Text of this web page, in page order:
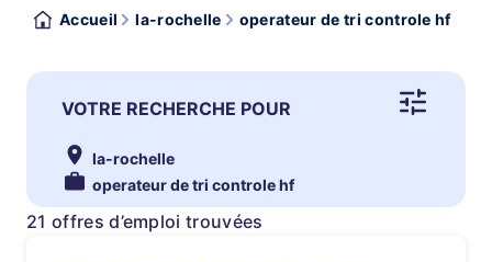
Accueil la-rochelle operateur de tri controle hf
VOTRE RECHERCHE POUR
la-rochelle
operateur de tri controle hf
21 offres d’emploi trouvées